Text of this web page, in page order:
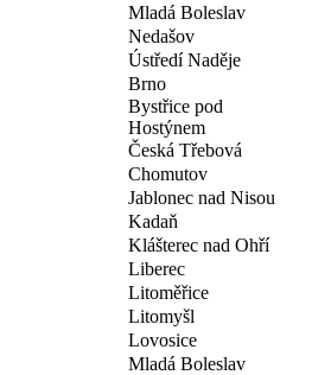
Mladá Boleslav
Nedašov
Ústředí Naděje
Brno
Bystřice pod
Hostýnem
Česká Třebová
Chomutov
Jablonec nad Nisou
Kadaň
Klášterec nad Ohří
Liberec
Litoměřice
Litomyšl
Lovosice
Mladá Boleslav